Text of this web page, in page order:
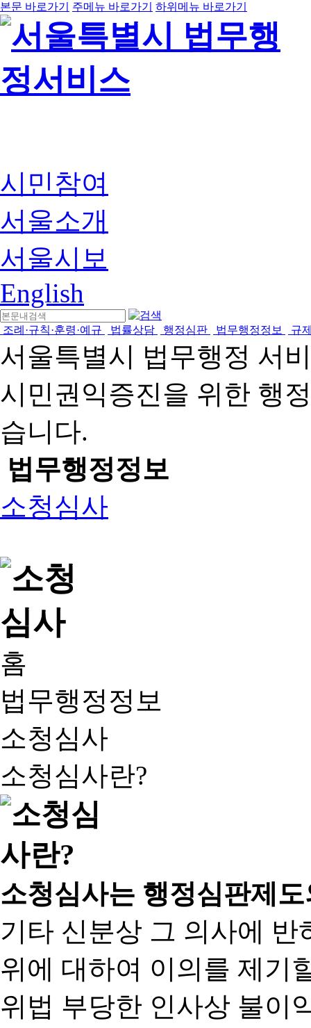
본문 바로가기 주메뉴 바로가기 하위메뉴 바로가기
시민참여
서울소개
서울시보
English
조례·규칙·훈령·예규 법률상담 행정심판 법무행정정보 규
서울특별시 법무행정 서
시민권익증진을 위한 행
습니다.
법무행정정보
소청심사
홈
법무행정정보
소청심사
소청심사란?
소청심사는 행정심판제
기타 신분상 그 의사에
위에 대하여 이의를 제기
위법 부당한 인사상 불이